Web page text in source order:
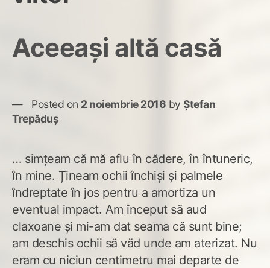
Aceeași altă casă
Posted on 2 noiembrie 2016 by Ștefan
Trepăduș
… simțeam că mă aflu în cădere, în întuneric,
în mine. Țineam ochii închiși și palmele
îndreptate în jos pentru a amortiza un
eventual impact. Am început să aud
claxoane și mi-am dat seama că sunt bine;
am deschis ochii să văd unde am aterizat. Nu
eram cu niciun centimetru mai departe de